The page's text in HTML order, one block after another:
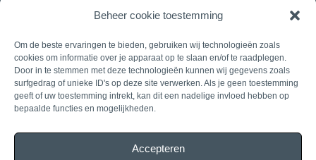
Beheer cookie toestemming
Om de beste ervaringen te bieden, gebruiken wij technologieën zoals
cookies om informatie over je apparaat op te slaan en/of te raadplegen.
Door in te stemmen met deze technologieën kunnen wij gegevens zoals
surfgedrag of unieke ID's op deze site verwerken. Als je geen toestemming
geeft of uw toestemming intrekt, kan dit een nadelige invloed hebben op
bepaalde functies en mogelijkheden.
Accepteren
Nederland
APK Energie & Water
APK Telecom
APK Wegenbouw
Duitsland
RSW
Westkabel